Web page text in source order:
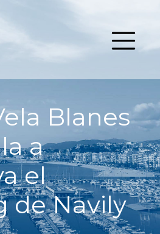
Blanes
a
el
de Navily